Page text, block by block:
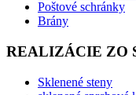
Poštové schránky
Brány
REALIZÁCIE ZO
Sklenené steny